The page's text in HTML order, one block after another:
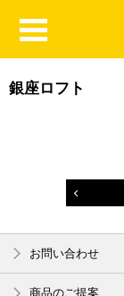
銀座ロフト
お問い合わせ